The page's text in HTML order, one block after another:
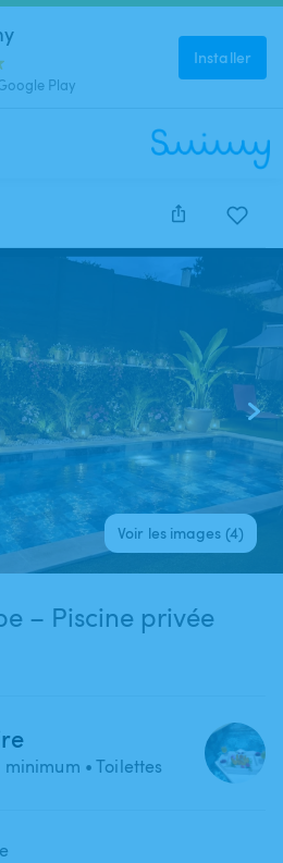
Play
Installer
Voir les images (4)
– Piscine privée
minimum • Toilettes